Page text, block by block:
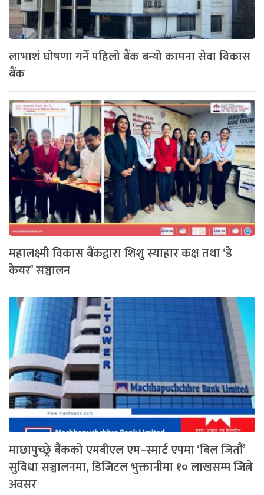
लाभाशं घोषणा गर्ने पहिलो बैंक बन्यो कामना सेवा विकास
बैंक
महालक्ष्मी विकास बैंकद्वारा शिशु स्याहार कक्ष तथा ‘डे
केयर’ सञ्चालन
माछापुच्छ्रे बैंकको एमबीएल एम–स्मार्ट एपमा ‘बिल जितौं’
सुविधा सञ्चालनमा, डिजिटल भुक्तानीमा १० लाखसम्म जित्ने
अवसर